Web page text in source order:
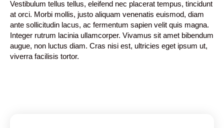
Vestibulum tellus tellus, eleifend nec placerat tempus, tincidunt
at orci. Morbi mollis, justo aliquam venenatis euismod, diam
ante sollicitudin lacus, ac fermentum sapien velit quis magna.
Integer rutrum lacinia ullamcorper. Vivamus sit amet bibendum
augue, non luctus diam. Cras nisi est, ultricies eget ipsum ut,
viverra facilisis tortor.